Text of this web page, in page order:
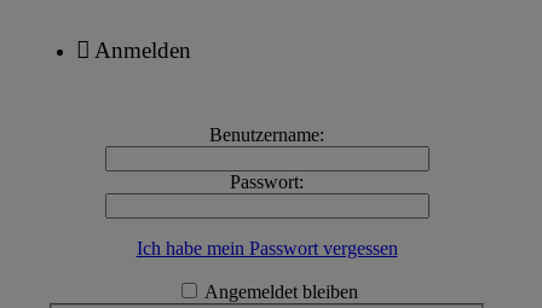
Anmelden
Benutzername:
Passwort:
Ich habe mein Passwort vergessen
Angemeldet bleiben